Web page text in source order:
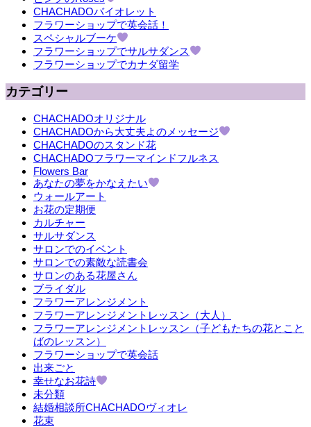
CHACHADOバイオレット
フラワーショップで英会話！
スペシャルブーケ
フラワーショップでサルサダンス
フラワーショップでカナダ留学
カテゴリー
CHACHADOオリジナル
CHACHADOから大丈夫よのメッセージ
CHACHADOのスタンド花
CHACHADOフラワーマインドフルネス
Flowers Bar
あなたの夢をかなえたい
ウォールアート
お花の定期便
カルチャー
サルサダンス
サロンでのイベント
サロンでの素敵な読書会
サロンのある花屋さん
ブライダル
フラワーアレンジメント
フラワーアレンジメントレッスン（大人）
フラワーアレンジメントレッスン（子どもたちの花とこと
ばのレッスン）
フラワーショップで英会話
出来ごと
幸せなお花詩
未分類
結婚相談所CHACHADOヴィオレ
花束